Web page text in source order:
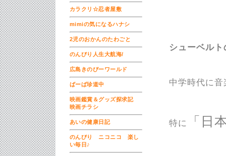
カラクリ☆忍者屋敷
mimiの気になるハナシ
2児のおかんのたわごと
のんびり人生大航海/
広島きのぴーワールド
ばーば珍道中
映画鑑賞＆グッズ探求記
映画チラシ
あいの健康日記
のんびり ニコニコ 楽し
い毎日♪
シューベルト
中学時代に
特に 「日